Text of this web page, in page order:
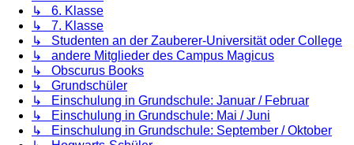
↳ 6. Klasse
↳ 7. Klasse
↳ Studenten an der Zauberer-Universität oder College
↳ andere Mitglieder des Campus Magicus
↳ Obscurus Books
↳ Grundschüler
↳ Einschulung in Grundschule: Januar / Februar
↳ Einschulung in Grundschule: Mai / Juni
↳ Einschulung in Grundschule: September / Oktober